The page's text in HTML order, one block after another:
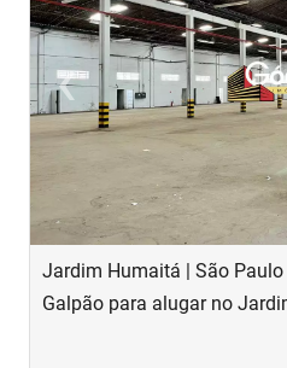
‹Previous
Jardim Humaitá | São Paulo
Galpão para alugar no